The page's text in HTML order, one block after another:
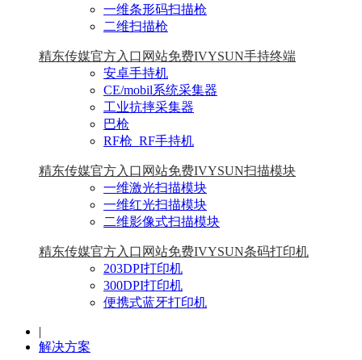
一维条形码扫描枪
二维扫描枪
精东传媒官方入口网站免费IVYSUN手持终端
安卓手持机
CE/mobil系统采集器
工业抗摔采集器
巴枪
RF枪_RF手持机
精东传媒官方入口网站免费IVYSUN扫描模块
一维激光扫描模块
一维红光扫描模块
二维影像式扫描模块
精东传媒官方入口网站免费IVYSUN条码打印机
203DPI打印机
300DPI打印机
便携式蓝牙打印机
|
解决方案